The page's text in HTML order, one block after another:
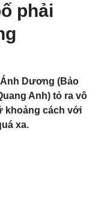
phải
Dương (Bảo
Anh) tỏ ra vô
khoảng cách với
xa.